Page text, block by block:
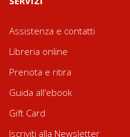
Assistenza e contatti
Libreria online
Prenota e ritira
Guida all'ebook
Gift Card
Iscriviti alla Newsletter